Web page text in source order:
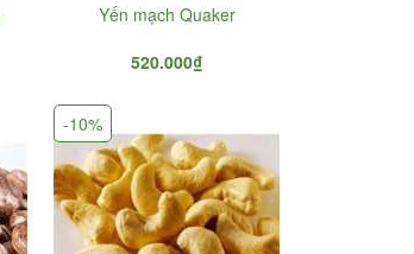
Yến mạch Quaker
520.000₫
-10%